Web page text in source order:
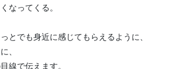
なってくる。
とでも身近に感じてもらえるように、
、
線で伝えます。